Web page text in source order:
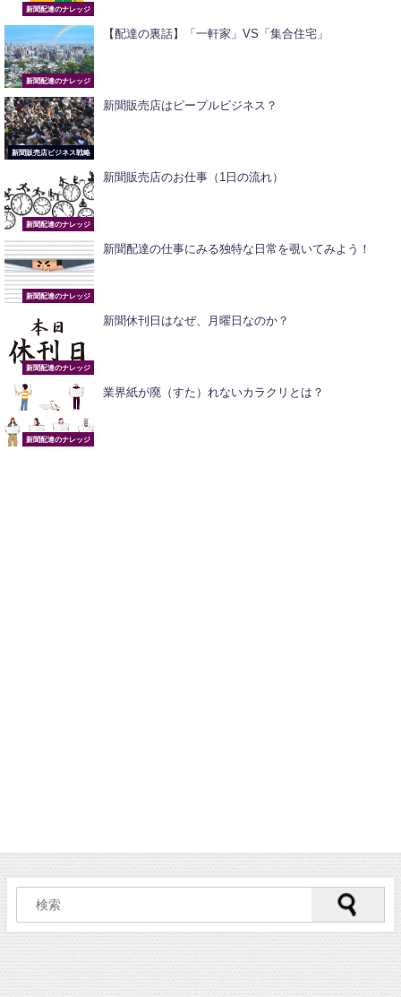
新聞配達のナレッジ
新聞配達のナレッジ
【配達の裏話】「一軒家」VS「集合住宅」
新聞販売店ビジネス戦略
新聞販売店はピープルビジネス？
新聞配達のナレッジ
新聞販売店のお仕事（1日の流れ）
新聞配達のナレッジ
新聞配達の仕事にみる独特な日常を覗いてみよう！
新聞配達のナレッジ
新聞休刊日はなぜ、月曜日なのか？
新聞配達のナレッジ
業界紙が廃（すた）れないカラクリとは？